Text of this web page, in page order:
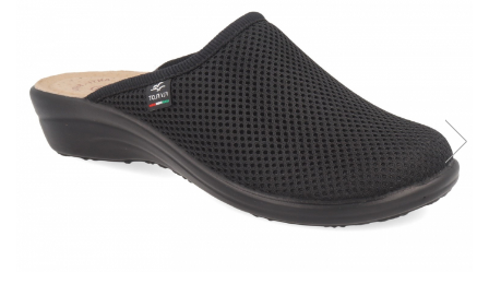
Vesna
Dr. Feet